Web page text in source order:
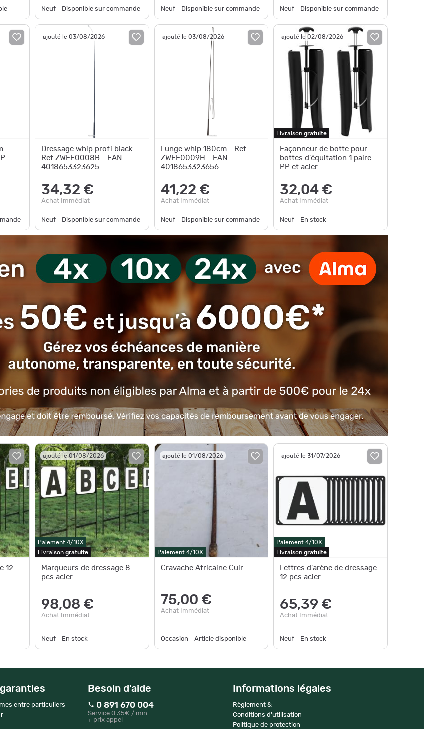
Neuf - Disponible sur commande Neuf - Disponible sur commande Neuf - Disponible sur commande
-
ajouté le 03/08/2026
Dressage whip profi black -
Ref ZWEE0008B - EAN
4018653323625 -
34,32 €
Achat Immédiat
Neuf - Disponible sur commande
ajouté le 03/08/2026
Lunge whip 180cm - Ref
ZWEE0009H - EAN
4018653323656 -
41,22 €
Achat Immédiat
Neuf - Disponible sur commande
ajouté le 02/08/2026
Livraisongratuite
Façonneur de botte pour
bottes d'équitation 1 paire
PP et acier
32,04 €
Achat Immédiat
Neuf - En stock
12
ajouté le 01/08/2026
Paiement 4/10X
Livraison gratuite
Marqueurs de dressage 8
pcs acier
98,08 €
Achat Immédiat
Neuf - En stock
ajouté le 01/08/2026
Paiement 4/10X
Cravache Africaine Cuir
75,00 €
Achat Immédiat
Occasion - Article disponible
ajouté le 31/07/2026
Paiement 4/10X
Livraisongratuite
Lettres d'arène de dressage
12 pcs acier
65,39 €
Achat Immédiat
Neuf - En stock
entre particuliers
Besoin d'aide
0 891 670 004
Service 0.35€ / min
+ prix appel
Informations légales
Règlement &
Conditions d'utilisation
Politique de protection